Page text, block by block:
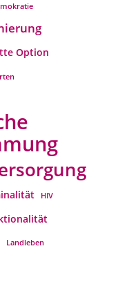
Option
HIV
Landleben